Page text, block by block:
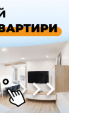
відкопали
XII–XIII століть
серію
водій Audi
України - трохи